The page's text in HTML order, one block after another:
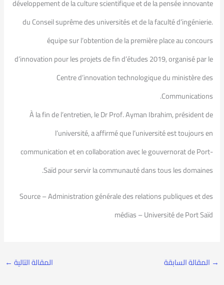
développement de la culture scientifique et de la pensée innovante
du Conseil suprême des universités et de la faculté d’ingénierie.
équipe sur l’obtention de la première place au concours
d’innovation pour les projets de fin d’études 2019, organisé par le
Centre d’innovation technologique du ministère des
Communications.
À la fin de l’entretien, le Dr Prof. Ayman Ibrahim, président de
l’université, a affirmé que l’université est toujours en
communication et en collaboration avec le gouvernorat de Port-
Saïd pour servir la communauté dans tous les domaines.
Source – Administration générale des relations publiques et des
médias – Université de Port Saïd
→ المقالة السابقة المقالة التالية ←